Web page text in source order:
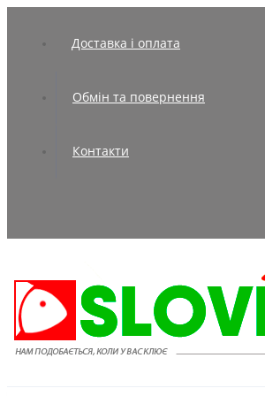
Доставка і оплата
Обмін та повернення
Контакти